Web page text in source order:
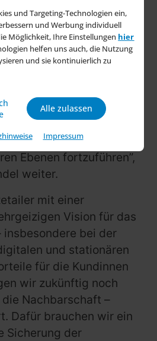
und Targeting-Technologien ein,
und Werbung individuell
Möglichkeit, Ihre Einstellungen hier
helfen uns auch, die Nutzung
und sie kontinuierlich zu
Alle zulassen
Impressum
ich ein ganz herzliches
sagt Dr. Sebastian
Officer von OBI.
Genossenschafts-
Wertschätzung und
Ich freue mich, dieses
Verhältnis auch in der
Ebenen fortzuführen”,
weiter.
mit einer
Vision für das
insbesondere bei der
und stationären
für die Kundinnen
wir zukünftig noch
Nachbarschaft –
Dafür brauchen wir ein
Sicherung der